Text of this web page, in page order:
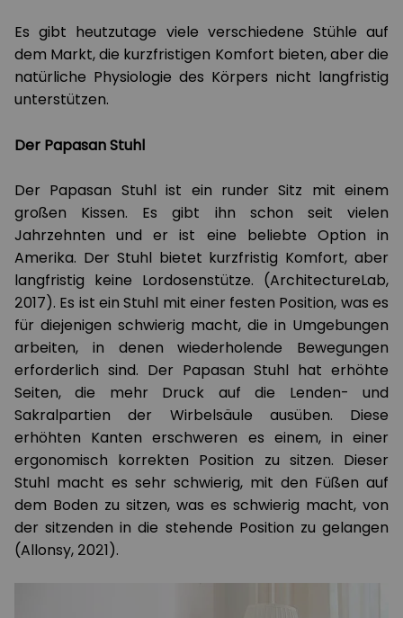
Es gibt heutzutage viele verschiedene Stühle auf
dem Markt, die kurzfristigen Komfort bieten, aber die
natürliche Physiologie des Körpers nicht langfristig
unterstützen.
Der Papasan Stuhl
Der Papasan Stuhl ist ein runder Sitz mit einem
großen Kissen. Es gibt ihn schon seit vielen
Jahrzehnten und er ist eine beliebte Option in
Amerika. Der Stuhl bietet kurzfristig Komfort, aber
langfristig keine Lordosenstütze. (ArchitectureLab,
2017). Es ist ein Stuhl mit einer festen Position, was es
für diejenigen schwierig macht, die in Umgebungen
arbeiten, in denen wiederholende Bewegungen
erforderlich sind. Der Papasan Stuhl hat erhöhte
Seiten, die mehr Druck auf die Lenden- und
Sakralpartien der Wirbelsäule ausüben. Diese
erhöhten Kanten erschweren es einem, in einer
ergonomisch korrekten Position zu sitzen. Dieser
Stuhl macht es sehr schwierig, mit den Füßen auf
dem Boden zu sitzen, was es schwierig macht, von
der sitzenden in die stehende Position zu gelangen
(Allonsy, 2021).